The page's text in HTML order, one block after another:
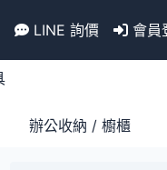
LINE 詢價 會員
辦公收納 / 櫥櫃